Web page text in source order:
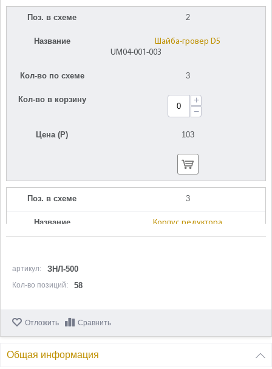
Поз. в схеме 2
Название
Шайба-гровер D5
UM04-001-003
Кол-во по схеме 3
Кол-во в корзину
+
−
Цена (Р) 103
Поз. в схеме 3
Название
Корпус редуктора
U364-500-003
Кол-во в корзину
Цена (Р)
артикул: ЗНЛ-500
Кол-во позиций: 58
Отложить Сравнить
Общая информация